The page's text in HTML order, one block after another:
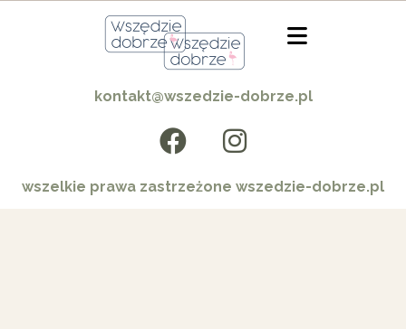
kontakt@wszedzie-dobrze.pl
wszelkie prawa zastrzeżone wszedzie-dobrze.pl